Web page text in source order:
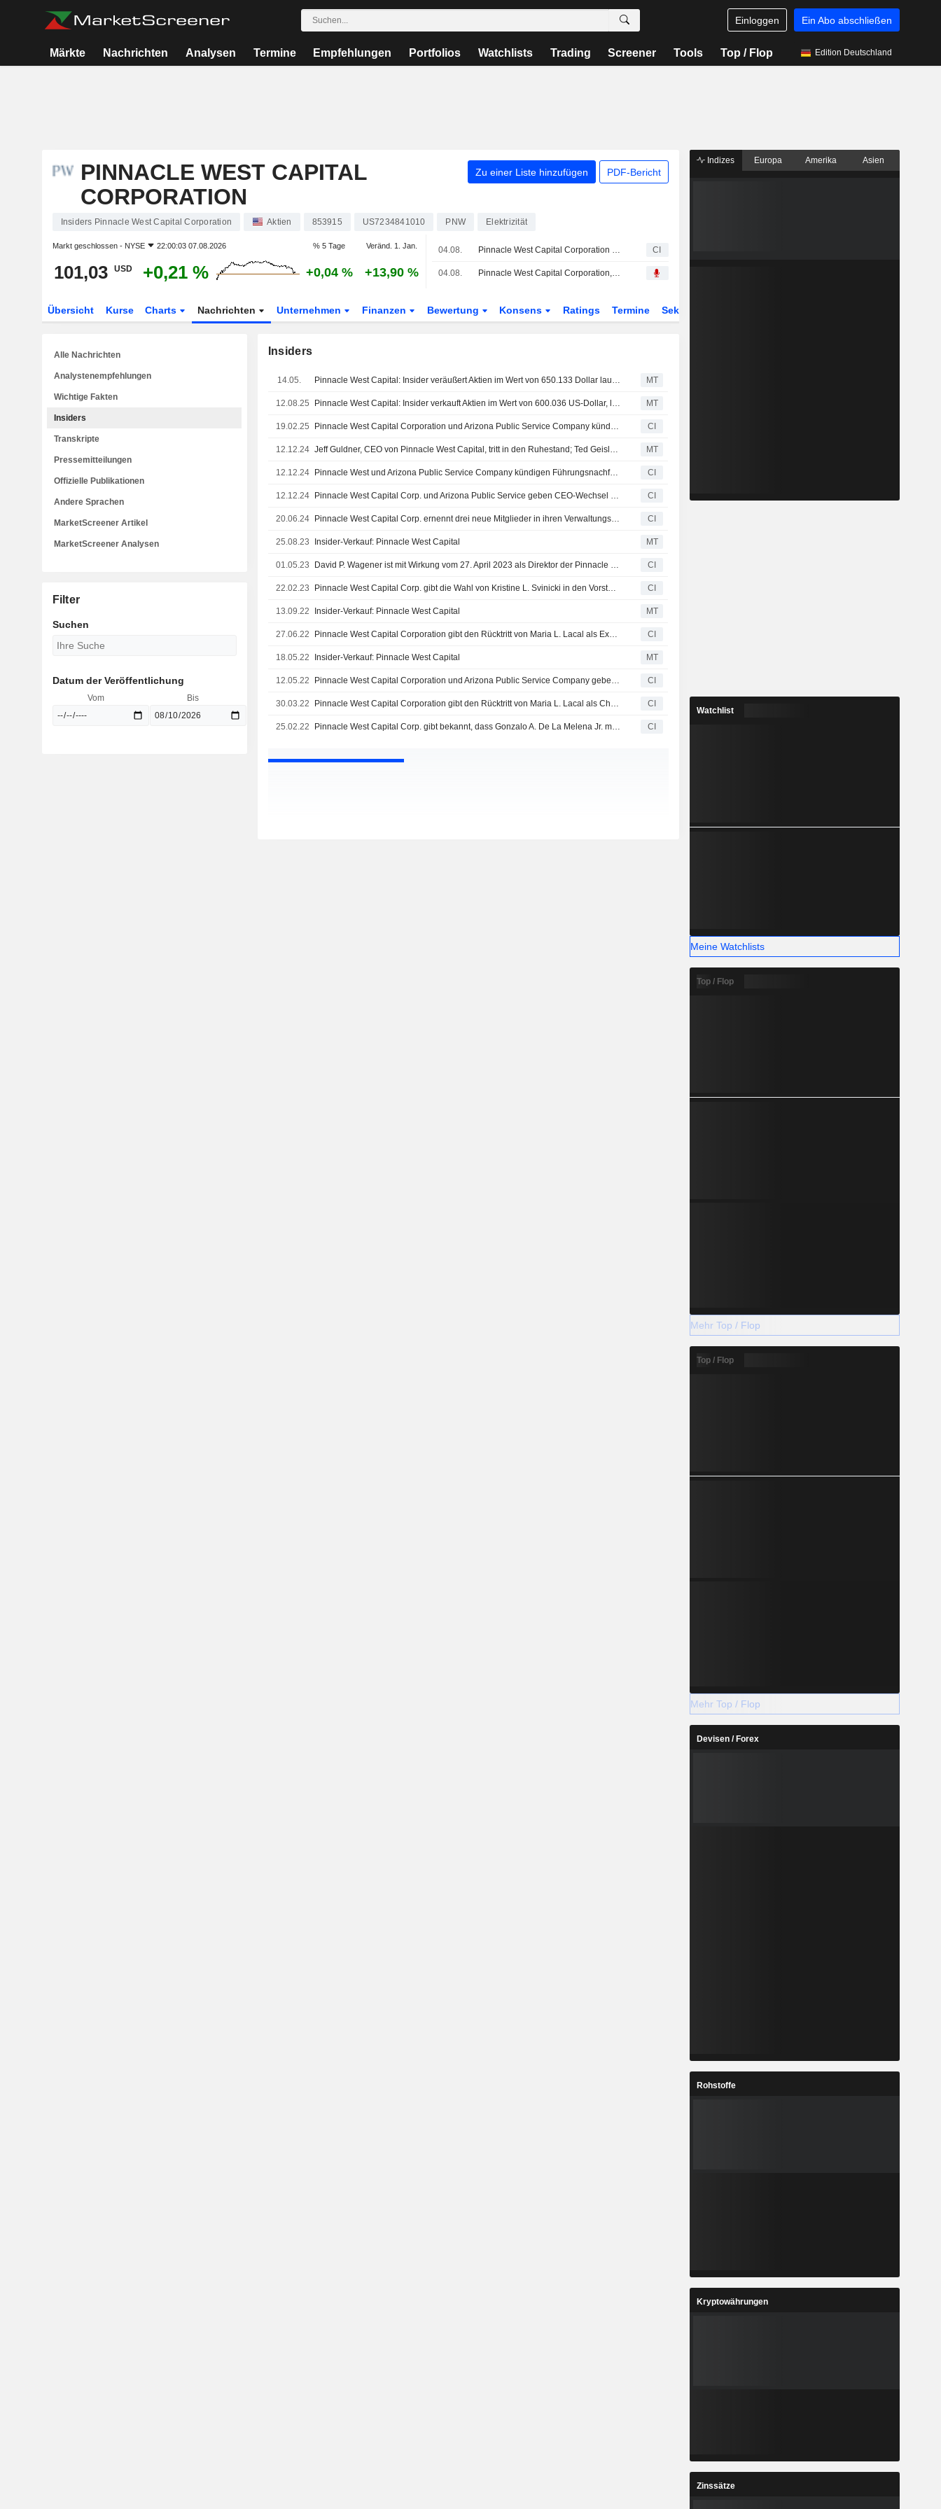
Einloggen Ein Abo abschließen
Märkte Nachrichten Analysen Termine Empfehlungen Portfolios Watchlists Trading Screener Tools Top / Flop Edition Deutschland
PINNACLE WEST CAPITAL
CORPORATION
Zu einer Liste hinzufügen PDF-Bericht
Insiders Pinnacle West Capital Corporation Aktien 853915 US7234841010 PNW Elektrizität
Markt geschlossen - NYSE 22:00:03 07.08.2026 % 5 Tage Veränd. 1. Jan.
101,03 USD +0,21 % +0,04 % +13,90 %
04.08. Pinnacle West Capital Corporation bestätigt Prognose für den Konzerngewinn 2026 CI
04.08. Pinnacle West Capital Corporation, Q2 2026 Earnings Call, Aug 04, 2026
Übersicht Kurse Charts Nachrichten Unternehmen Finanzen Bewertung Konsens Ratings Termine Sektor
Insiders
14.05. Pinnacle West Capital: Insider veräußert Aktien im Wert von 650.133 Dollar laut SEC-Meldung MT
12.08.25 Pinnacle West Capital: Insider verkauft Aktien im Wert von 600.036 US-Dollar, laut aktueller SEC-Meldung MT
19.02.25 Pinnacle West Capital Corporation und Arizona Public Service Company kündigen Änderungen im Management an CI
12.12.24 Jeff Guldner, CEO von Pinnacle West Capital, tritt in den Ruhestand; Ted Geisler übernimmt MT
12.12.24 Pinnacle West und Arizona Public Service Company kündigen Führungsnachfolge an CI
12.12.24 Pinnacle West Capital Corp. und Arizona Public Service geben CEO-Wechsel bekannt CI
20.06.24 Pinnacle West Capital Corp. ernennt drei neue Mitglieder in ihren Verwaltungsrat CI
25.08.23 Insider-Verkauf: Pinnacle West Capital MT
01.05.23 David P. Wagener ist mit Wirkung vom 27. April 2023 als Direktor der Pinnacle West Capital Corporation zurückgetreten CI
22.02.23 Pinnacle West Capital Corp. gibt die Wahl von Kristine L. Svinicki in den Vorstand des Unternehmens bekannt CI
13.09.22 Insider-Verkauf: Pinnacle West Capital MT
27.06.22 Pinnacle West Capital Corporation gibt den Rücktritt von Maria L. Lacal als Executive Vice President mit Wirkung zum 30. September 2022 bekannt CI
18.05.22 Insider-Verkauf: Pinnacle West Capital MT
12.05.22 Pinnacle West Capital Corporation und Arizona Public Service Company geben Veränderungen in der Geschäftsführung bekannt CI
30.03.22 Pinnacle West Capital Corporation gibt den Rücktritt von Maria L. Lacal als Chief Nuclear Officer bekannt Palo Verde Generating Station, Arizona Public Service Company CI
25.02.22 Pinnacle West Capital Corp. gibt bekannt, dass Gonzalo A. De La Melena Jr. mit Wirkung vom 25. Februar 2022 in den Verwaltungsrat gewählt worden ist CI
Alle Nachrichten
Analystenempfehlungen
Wichtige Fakten
Insiders
Transkripte
Pressemitteilungen
Offizielle Publikationen
Andere Sprachen
MarketScreener Artikel
MarketScreener Analysen
Filter
Suchen
Datum der Veröffentlichung
Vom Bis
Indizes Europa Amerika Asien
Watchlist
Meine Watchlists
Top / Flop
Mehr Top / Flop
Top / Flop
Mehr Top / Flop
Devisen / Forex
Rohstoffe
Kryptowährungen
Zinssätze